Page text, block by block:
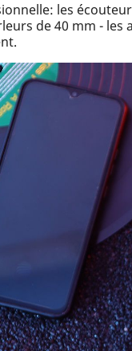
les
de 40 mm -